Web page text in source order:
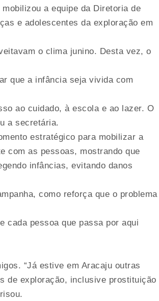
a equipe da Diretoria de
e adolescentes da exploração em
o clima junino. Desta vez, o
que a infância seja vivida com
ao cuidado, à escola e ao lazer. O
a secretária.
estratégico para mobilizar a
com as pessoas, mostrando que
infâncias, evitando danos
como reforça que o problema
cada pessoa que passa por aqui
“Já estive em Aracaju outras
de exploração, inclusive prostituição